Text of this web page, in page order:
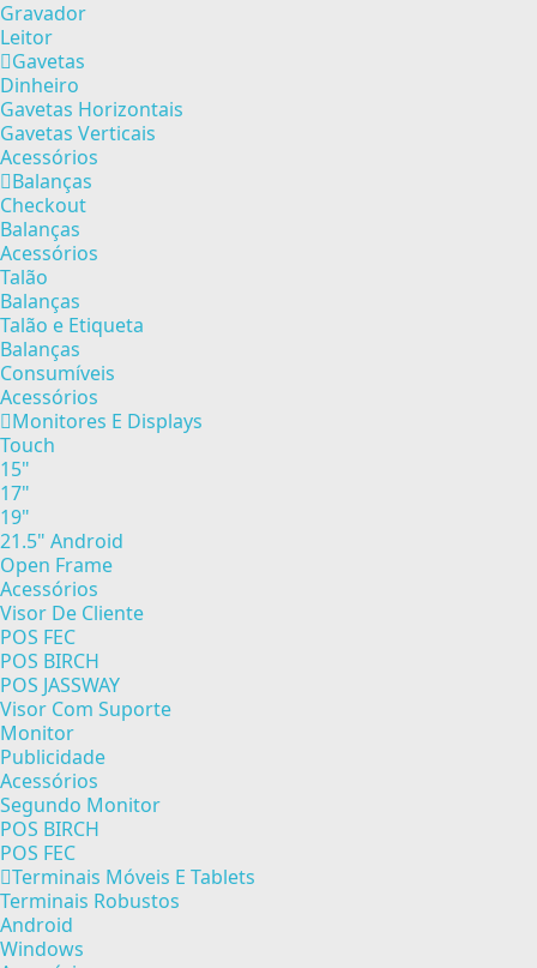
Gravador
Leitor
Gavetas
Dinheiro
Gavetas Horizontais
Gavetas Verticais
Acessórios
Balanças
Checkout
Balanças
Acessórios
Talão
Balanças
Talão e Etiqueta
Balanças
Consumíveis
Acessórios
Monitores E Displays
Touch
15"
17"
19"
21.5" Android
Open Frame
Acessórios
Visor De Cliente
POS FEC
POS BIRCH
POS JASSWAY
Visor Com Suporte
Monitor
Publicidade
Acessórios
Segundo Monitor
POS BIRCH
POS FEC
Terminais Móveis E Tablets
Terminais Robustos
Android
Windows